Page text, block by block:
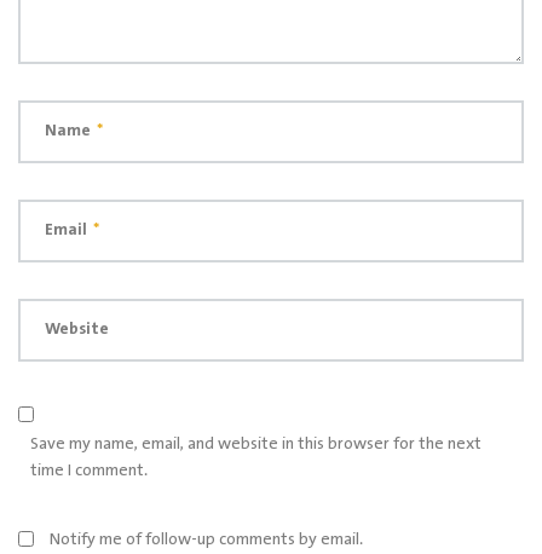
Name *
Email *
Website
Save my name, email, and website in this browser for the next
time I comment.
Notify me of follow-up comments by email.